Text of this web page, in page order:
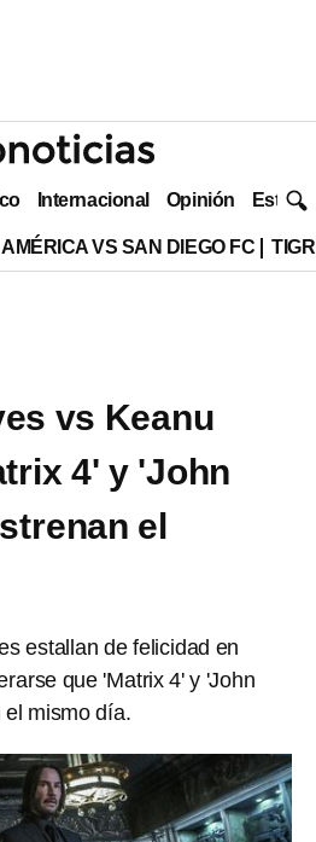
Internacional Opinión Estilo
AMÉRICA VS SAN DIEGO FC
vs Keanu
4' y 'John
el
estallan de felicidad en
que 'Matrix 4' y 'John
mismo día.